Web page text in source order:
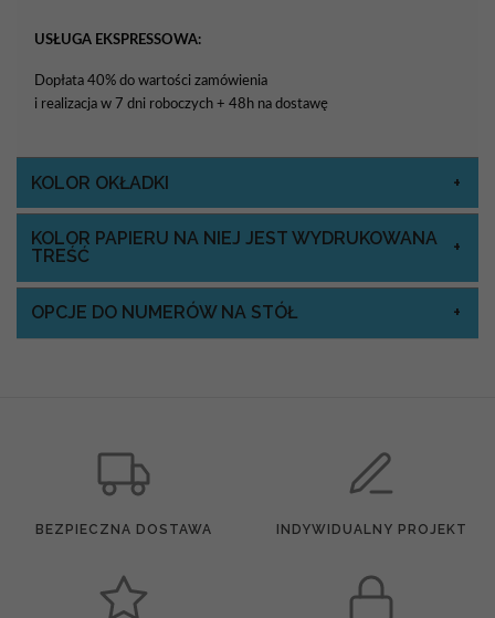
USŁUGA EKSPRESSOWA:
Dopłata 40% do wartości zamówienia
i realizacja w 7 dni roboczych + 48h na dostawę
KOLOR OKŁADKI
KOLOR PAPIERU NA NIEJ JEST WYDRUKOWANA
TREŚĆ
OPCJE DO NUMERÓW NA STÓŁ
BEZPIECZNA DOSTAWA INDYWIDUALNY PROJEKT